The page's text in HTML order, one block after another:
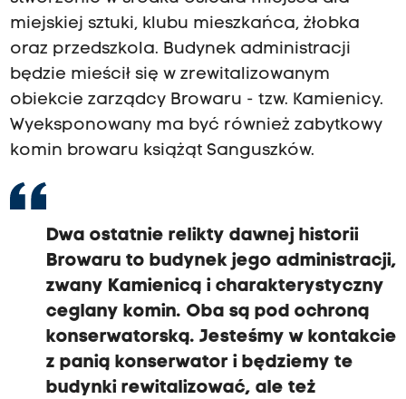
miejskiej sztuki, klubu mieszkańca, żłobka
oraz przedszkola. Budynek administracji
będzie mieścił się w zrewitalizowanym
obiekcie zarządcy Browaru - tzw. Kamienicy.
Wyeksponowany ma być również zabytkowy
komin browaru książąt Sanguszków.
Dwa ostatnie relikty dawnej historii
Browaru to budynek jego administracji,
zwany Kamienicą i charakterystyczny
ceglany komin. Oba są pod ochroną
konserwatorską. Jesteśmy w kontakcie
z panią konserwator i będziemy te
budynki rewitalizować, ale też